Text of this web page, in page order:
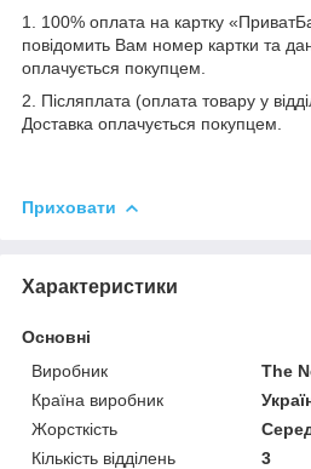
1. 100% оплата на картку
повідомить Вам номер картки та
оплачується покупцем.
2. Післяплата (оплата товару у
Доставка оплачується покупцем.
Приховати
Характеристики
Основні
Виробник
The
Країна виробник
Жорсткість
Кількість відділень
3